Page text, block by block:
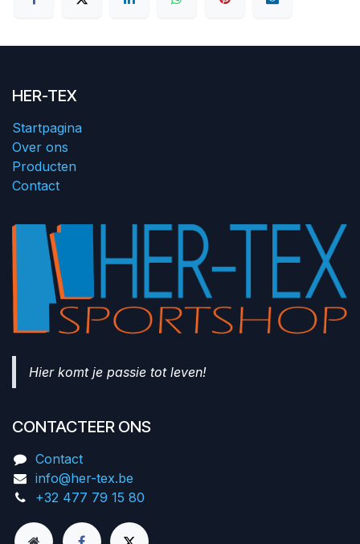
HER-TEX
Startpagina
Over ons
Producten
Contact
Hier komt je passie tot leven!
CONTACTEER ONS
Contact
info@her-tex.be
+32 477 79 15 80